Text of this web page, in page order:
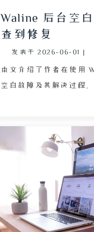
法，也不愿再折腾
Waline 后台空
查到修复
发表于 2026-06-01 |
本文介绍了作者在使用
空白故障及其解决过程
@waline/vercel 新版本
指导下手动回退版本号
白。作者向 Waline 提
步骤和日志。项目负责
作者对比后发现本质不
日下午，维护者
核心模块改动引发的连